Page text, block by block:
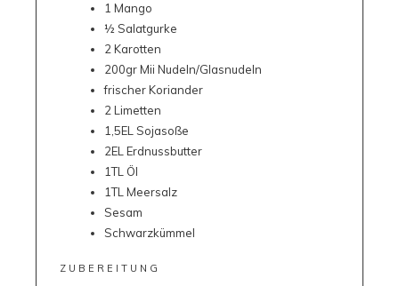
1 Mango
½ Salatgurke
2 Karotten
200gr Mii Nudeln/Glasnudeln
frischer Koriander
2 Limetten
1,5EL Sojasoße
2EL Erdnussbutter
1TL Öl
1TL Meersalz
Sesam
Schwarzkümmel
ZUBEREITUNG